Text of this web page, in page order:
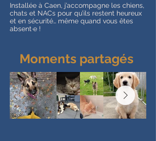
Installée à Caen, j’accompagne les chiens,
chats et NACs pour qu’ils restent heureux
et en sécurité… même quand vous êtes
absent·e !
Moments partagés